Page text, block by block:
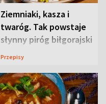
Ziemniaki, kasza i
twaróg. Tak powstaje
słynny piróg biłgorajski
Przepisy